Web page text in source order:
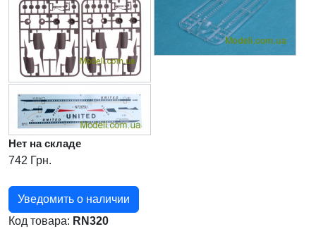
Нет на складе
742 Грн.
Уведомить о наличии
Код товара: RN320